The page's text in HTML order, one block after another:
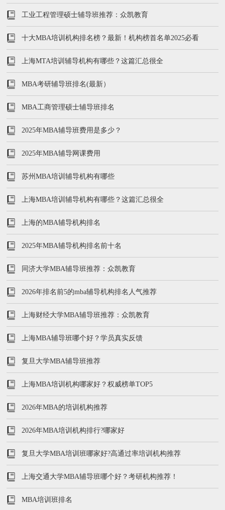
工业工程管理硕士辅导班推荐：众凯教育
十大MBA培训机构排名榜？最新！机构榜首名单2025必看
上海MTA培训辅导机构有哪些？这篇汇总很全
MBA考研辅导班排名(最新）
MBA工商管理硕士辅导班排名
2025年MBA辅导班费用是多少？
2025年MBA辅导网课费用
苏州MBA培训辅导机构有哪些
上海MBA培训辅导机构有哪些？这篇汇总很全
上海的MBA辅导机构排名
2025年MBA辅导机构排名前十名
同济大学MBA辅导班推荐：众凯教育
2026年排名前5的mba辅导机构排名人气推荐
上海财经大学MBA辅导班推荐：众凯教育
上海MBA辅导班哪个好？学员真实反馈
复旦大学MBA辅导班推荐
上海MBA培训机构哪家好？权威榜单TOP5
2026年MBA的培训机构推荐
2026年MBA培训机构排行?哪家好
复旦大学MBA培训班哪家好?高通过率培训机构推荐
上海交通大学MBA辅导班哪个好？考研机构推荐！
MBA培训班排名